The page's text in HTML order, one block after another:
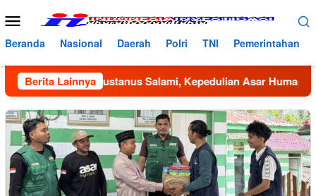
ke
konten
Menu
Mobile
Beranda Nasional Daerah Polri TNI Pemerintahan
Berita Lainnya
Dayah Bustanus Salami, Kepedulian Asar Humanity dan